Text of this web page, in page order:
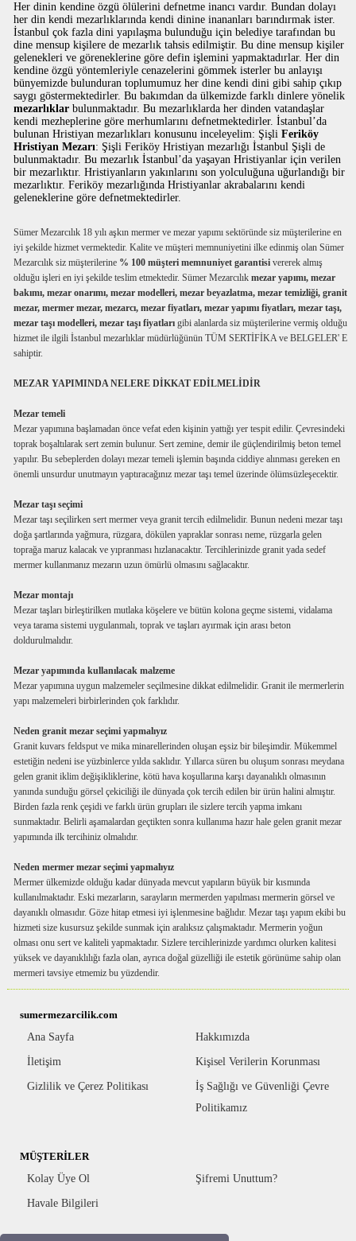
Her dinin kendine özgü ölülerini defnetme inancı vardır. Bundan dolayı
her din kendi mezarlıklarında kendi dinine inananları barındırmak ister.
İstanbul çok fazla dini yapılaşma bulunduğu için belediye tarafından bu
dine mensup kişilere de mezarlık tahsis edilmiştir. Bu dine mensup kişiler
gelenekleri ve göreneklerine göre defin işlemini yapmaktadırlar. Her din
kendine özgü yöntemleriyle cenazelerini gömmek isterler bu anlayışı
bünyemizde bulunduran toplumumuz her dine kendi dini gibi sahip çıkıp
saygı göstermektedirler. Bu bakımdan da ülkemizde farklı dinlere yönelik
mezarlıklar bulunmaktadır. Bu mezarlıklarda her dinden vatandaşlar
kendi mezheplerine göre merhumlarını defnetmektedirler. İstanbul’da
bulunan Hristiyan mezarlıkları konusunu inceleyelim: ŞişliFeriköy
Hristiyan Mezarı: Şişli Feriköy Hristiyan mezarlığı İstanbul Şişli de
bulunmaktadır. Bu mezarlık İstanbul’da yaşayan Hristiyanlar için verilen
bir mezarlıktır. Hristiyanların yakınlarını son yolculuğuna uğurlandığı bir
mezarlıktır. Feriköy mezarlığında Hristiyanlar akrabalarını kendi
geleneklerine göre defnetmektedirler.
Sümer Mezarcılık 18 yılı aşkın mermer ve mezar yapımı sektöründe siz müşterilerine en
iyi şekilde hizmet vermektedir. Kalite ve müşteri memnuniyetini ilke edinmiş olan Sümer
Mezarcılık siz müşterilerine % 100 müşteri memnuniyet garantisi vererek almış
olduğu işleri en iyi şekilde teslim etmektedir. Sümer Mezarcılıkmezar yapımı, mezar
bakımı, mezar onarımı, mezar modelleri, mezar beyazlatma, mezar temizliği, granit
mezar, mermer mezar, mezarcı, mezar fiyatları, mezar yapımı fiyatları, mezar taşı,
mezar taşı modelleri, mezar taşı fiyatları gibi alanlarda siz müşterilerine vermiş olduğu
hizmet ile ilgili İstanbul mezarlıklar müdürlüğünün TÜM SERTİFİKA ve BELGELER' E
sahiptir.
MEZAR YAPIMINDA NELERE DİKKAT EDİLMELİDİR
Mezar temeli
Mezar yapımına başlamadan önce vefat eden kişinin yattığı yer tespit edilir. Çevresindeki
toprak boşaltılarak sert zemin bulunur. Sert zemine, demir ile güçlendirilmiş beton temel
yapılır. Bu sebeplerden dolayı mezar temeli işlemin başında ciddiye alınması gereken en
önemli unsurdur unutmayın yaptıracağınız mezar taşı temel üzerinde ölümsüzleşecektir.
Mezar taşı seçimi
Mezar taşı seçilirken sert mermer veya granit tercih edilmelidir. Bunun nedeni mezar taşı
doğa şartlarında yağmura, rüzgara, dökülen yapraklar sonrası neme, rüzgarla gelen
toprağa maruz kalacak ve yıpranması hızlanacaktır. Tercihlerinizde granit yada sedef
mermer kullanmanız mezarın uzun ömürlü olmasını sağlacaktır.
Mezar montajı
Mezar taşları birleştirilken mutlaka köşelere ve bütün kolona geçme sistemi, vidalama
veya tarama sistemi uygulanmalı, toprak ve taşları ayırmak için arası beton
doldurulmalıdır.
Mezar yapımında kullanılacak malzeme
Mezar yapımına uygun malzemeler seçilmesine dikkat edilmelidir. Granit ile mermerlerin
yapı malzemeleri birbirlerinden çok farklıdır.
Neden granit mezar seçimi yapmalıyız
Granit kuvars feldsput ve mika minarellerinden oluşan eşsiz bir bileşimdir. Mükemmel
estetiğin nedeni ise yüzbinlerce yılda saklıdır. Yıllarca süren bu oluşum sonrası meydana
gelen granit iklim değişikliklerine, kötü hava koşullarına karşı dayanalıklı olmasının
yanında sunduğu görsel çekiciliği ile dünyada çok tercih edilen bir ürün halini almıştır.
Birden fazla renk çeşidi ve farklı ürün grupları ile sizlere tercih yapma imkanı
sunmaktadır. Belirli aşamalardan geçtikten sonra kullanıma hazır hale gelen granit mezar
yapımında ilk tercihiniz olmalıdır.
Neden mermer mezar seçimi yapmalıyız
Mermer ülkemizde olduğu kadar dünyada mevcut yapıların büyük bir kısmında
kullanılmaktadır. Eski mezarların, sarayların mermerden yapılması mermerin görsel ve
dayanıklı olmasıdır. Göze hitap etmesi iyi işlenmesine bağlıdır. Mezar taşı yapım ekibi bu
hizmeti size kusursuz şekilde sunmak için aralıksız çalışmaktadır. Mermerin yoğun
olması onu sert ve kaliteli yapmaktadır. Sizlere tercihlerinizde yardımcı olurken kalitesi
yüksek ve dayanıklılığı fazla olan, ayrıca doğal güzelliği ile estetik görünüme sahip olan
mermeri tavsiye etmemiz bu yüzdendir.
sumermezarcilik.com
Ana Sayfa
Hakkımızda
İletişim Kişisel Verilerin Korunması
Gizlilik ve Çerez Politikası
İş Sağlığı ve Güvenliği Çevre
Politikamız
MÜŞTERİLER
Kolay Üye Ol
Şifremi Unuttum?
Havale Bilgileri